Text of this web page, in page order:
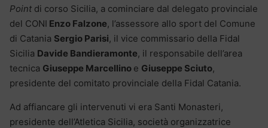
Point di corso Sicilia, a cominciare dal delegato provinciale
del CONI Enzo Falzone, l’assessore allo sport del Comune
di Catania Sergio Parisi, il vice commissario della Fidal
Sicilia Davide Bandieramonte, il responsabile dell’area
tecnica Giuseppe Marcellino e Giuseppe Sciuto,
presidente del comitato provinciale della Fidal Catania.
Ad affiancare gli intervenuti vi era Santi Monasteri,
presidente dell’Atletica Sicilia, società organizzatrice